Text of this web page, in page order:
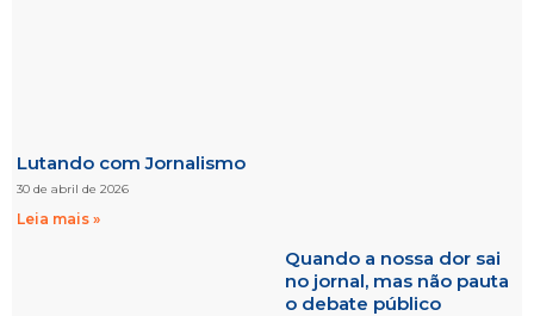
Lutando com Jornalismo
30 de abril de 2026
Leia mais »
Quando a nossa dor sai
no jornal, mas não pauta
o debate público